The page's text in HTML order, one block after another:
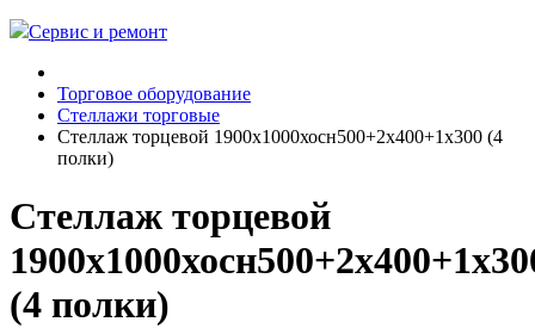
Сервис и ремонт
Торговое оборудование
Стеллажи торговые
Стеллаж торцевой 1900х1000хосн500+2х400+1х300 (4
полки)
Стеллаж торцевой
(4 полки)